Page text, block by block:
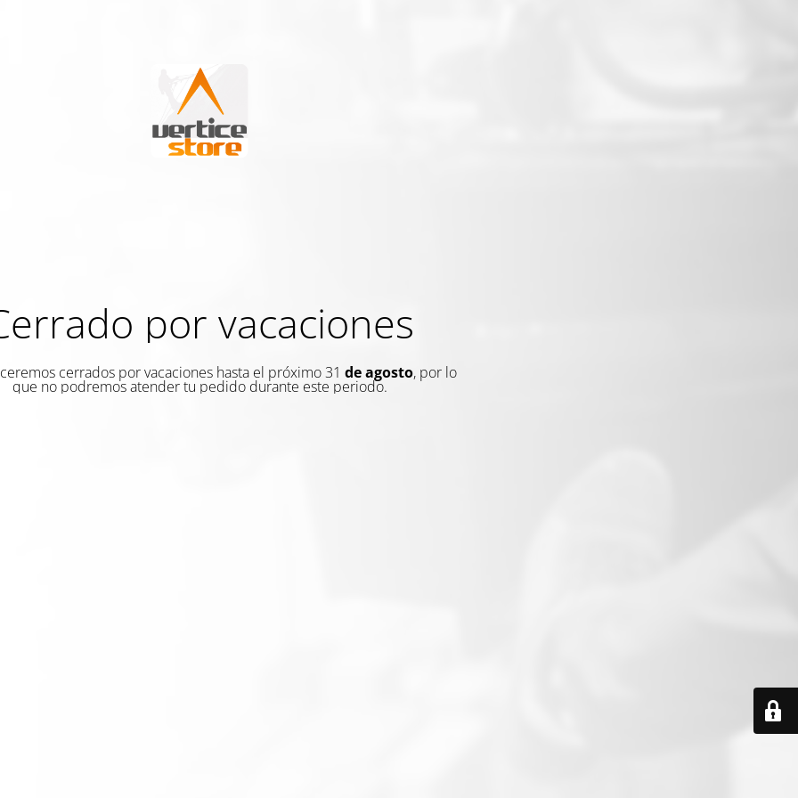
por vacaciones
cerrados por vacaciones hasta el próximo 31 de agosto, por lo
que no podremos atender tu pedido durante este periodo.